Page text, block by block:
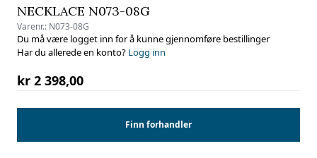
NECKLACE N073-08G
Varenr.: N073-08G
Du må være logget inn for å kunne gjennomføre bestillinger
Har du allerede en konto? Logg inn
kr 2 398,00
Finn forhandler